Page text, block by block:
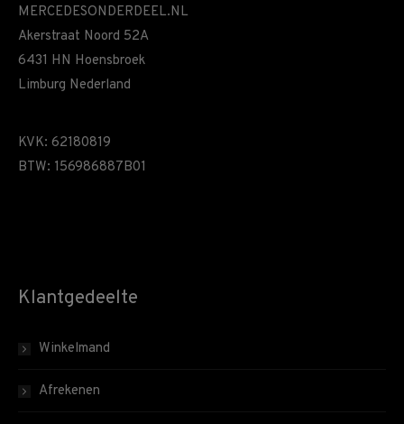
MERCEDESONDERDEEL.NL
Akerstraat Noord 52A
6431 HN Hoensbroek
Limburg Nederland
KVK: 62180819
BTW: 156986887B01
Klantgedeelte
Winkelmand
Afrekenen